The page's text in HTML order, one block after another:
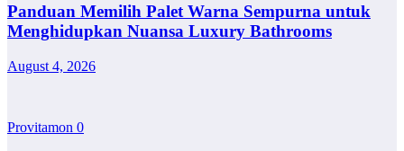
Panduan Memilih Palet Warna Sempurna untuk
Menghidupkan Nuansa Luxury Bathrooms
August 4, 2026
Provitamon 0